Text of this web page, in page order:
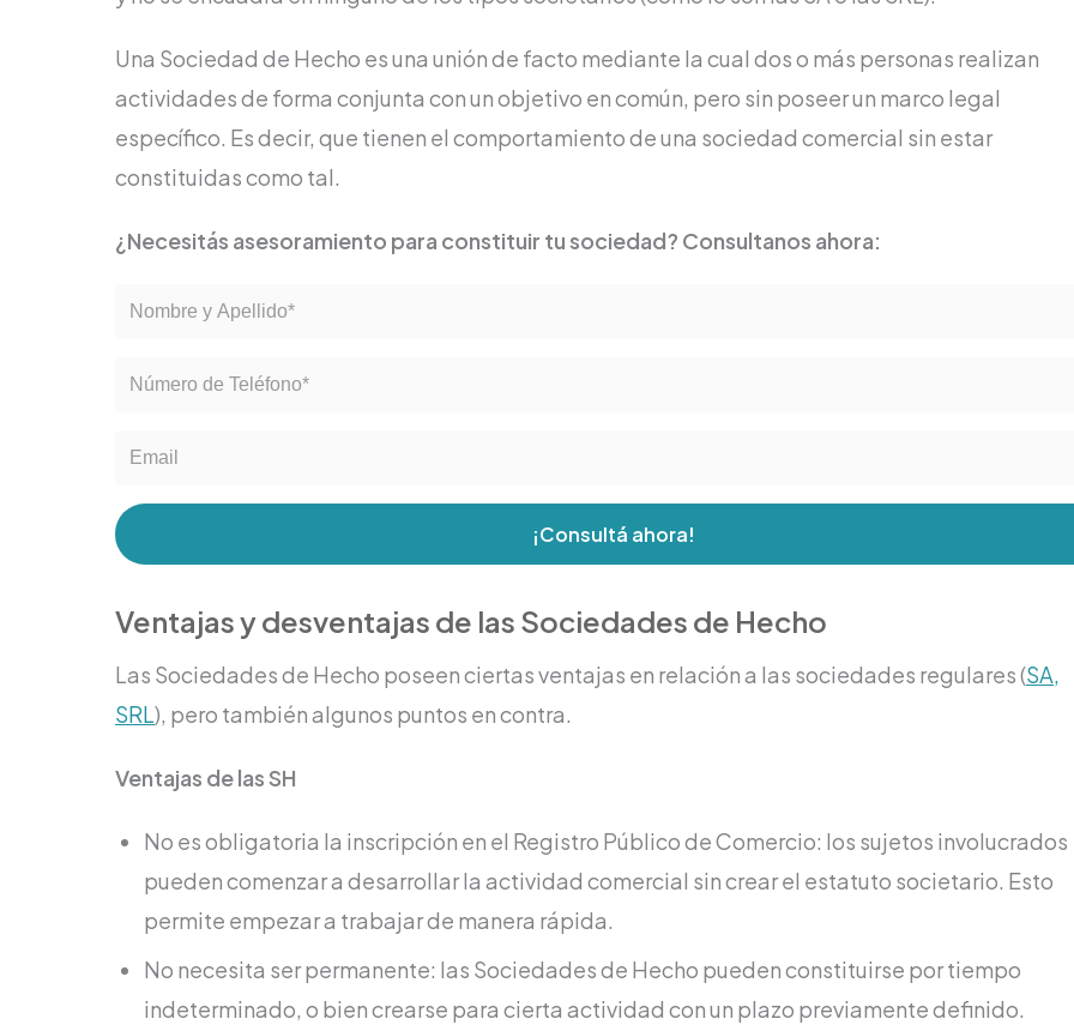
Una Sociedad de Hecho es una unión de facto mediante la cual dos o más personas realizan
actividades de forma conjunta con un objetivo en común, pero sin poseer un marco legal
específico. Es decir, que tienen el comportamiento de una sociedad comercial sin estar
constituidas como tal.
¿Necesitás asesoramiento para constituir tu sociedad? Consultanos ahora:
¡Consultá ahora!
Ventajas y desventajas de las Sociedades de Hecho
Las Sociedades de Hecho poseen ciertas ventajas en relación a las sociedades regulares (SA,
SRL), pero también algunos puntos en contra.
Ventajas de las SH
No es obligatoria la inscripción en el Registro Público de Comercio: los sujetos involucrados
pueden comenzar a desarrollar la actividad comercial sin crear el estatuto societario. Esto
permite empezar a trabajar de manera rápida.
No necesita ser permanente: las Sociedades de Hecho pueden constituirse por tiempo
indeterminado, o bien crearse para cierta actividad con un plazo previamente definido.